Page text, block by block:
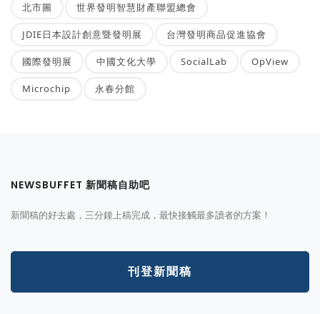
北市圖 世界發明智慧財產聯盟總會
JDIE日本設計創意暨發明展 台灣發明商品促進協會
國際發明展 中國文化大學 SocialLab OpView
Microchip 永春分館
NEWSBUFFET 新聞稿自助吧
新聞稿的好去處，三分鐘上稿完成，最快接觸最多讀者的方案！
刊登新聞稿